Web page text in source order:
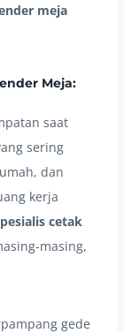
meja
Meja:
saat
sering
dan
kerja
cetak
masing,
gede